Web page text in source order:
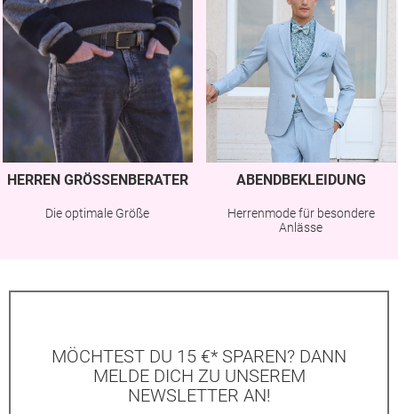
HERREN GRÖSSENBERATER
Die optimale Größe
ABENDBEKLEIDUNG
Herrenmode für besondere
Anlässe
MÖCHTEST DU 15 €* SPAREN? DANN
MELDE DICH ZU UNSEREM
NEWSLETTER AN!